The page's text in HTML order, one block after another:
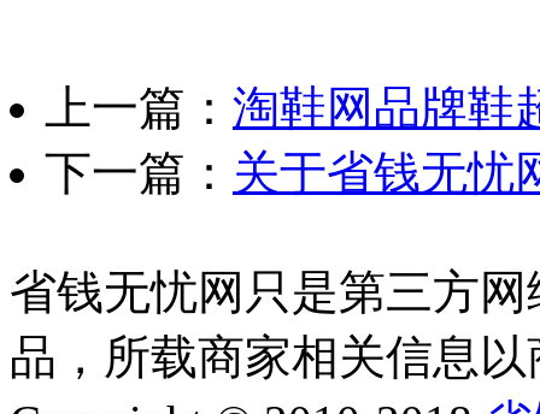
上一篇： 淘鞋网品牌鞋
下一篇： 关于省钱无忧
省钱无忧网只是第三方
品，所载商家相关信息